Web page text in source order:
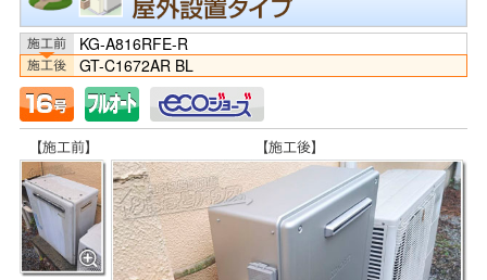
KG-A816RFE-R
GT-C1672AR BL